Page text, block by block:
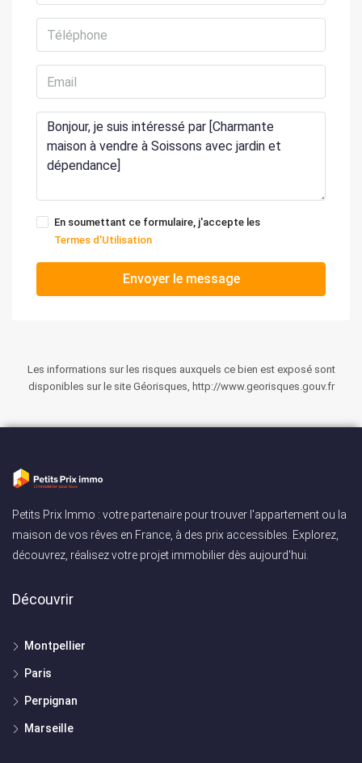
En soumettant ce formulaire, j'accepte les
Termes d'Utilisation
Envoyer le message
Les informations sur les risques auxquels ce bien est exposé sont
disponibles sur le site Géorisques, http://www.georisques.gouv.fr
Petits Prix Immo : votre partenaire pour trouver l'appartement ou la
maison de vos rêves en France, à des prix accessibles. Explorez,
découvrez, réalisez votre projet immobilier dès aujourd'hui.
Découvrir
Montpellier
Paris
Perpignan
Marseille